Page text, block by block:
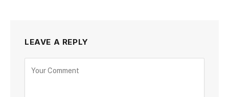
LEAVE A REPLY